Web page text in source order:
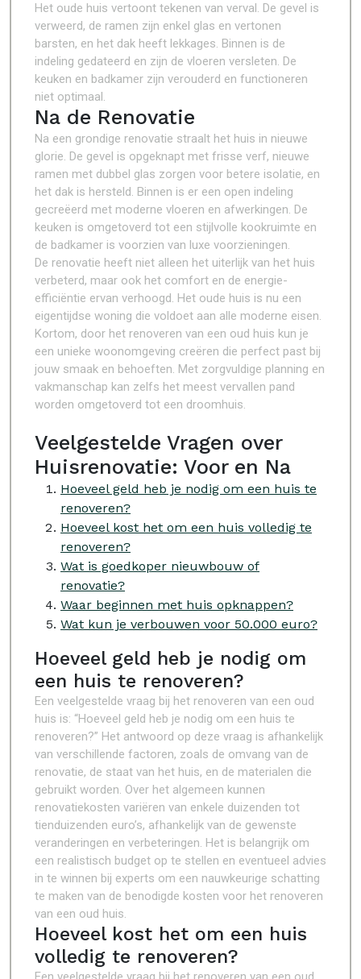
Het oude huis vertoont tekenen van verval. De gevel is
verweerd, de ramen zijn enkel glas en vertonen
barsten, en het dak heeft lekkages. Binnen is de
indeling gedateerd en zijn de vloeren versleten. De
keuken en badkamer zijn verouderd en functioneren
niet optimaal.
Na de Renovatie
Na een grondige renovatie straalt het huis in nieuwe
glorie. De gevel is opgeknapt met frisse verf, nieuwe
ramen met dubbel glas zorgen voor betere isolatie, en
het dak is hersteld. Binnen is er een open indeling
gecreëerd met moderne vloeren en afwerkingen. De
keuken is omgetoverd tot een stijlvolle kookruimte en
de badkamer is voorzien van luxe voorzieningen.
De renovatie heeft niet alleen het uiterlijk van het huis
verbeterd, maar ook het comfort en de energie-
efficiëntie ervan verhoogd. Het oude huis is nu een
eigentijdse woning die voldoet aan alle moderne eisen.
Kortom, door het renoveren van een oud huis kun je
een unieke woonomgeving creëren die perfect past bij
jouw smaak en behoeften. Met zorgvuldige planning en
vakmanschap kan zelfs het meest vervallen pand
worden omgetoverd tot een droomhuis.
Veelgestelde Vragen over
Huisrenovatie: Voor en Na
Hoeveel geld heb je nodig om een huis te
renoveren?
Hoeveel kost het om een huis volledig te
renoveren?
Wat is goedkoper nieuwbouw of
renovatie?
Waar beginnen met huis opknappen?
Wat kun je verbouwen voor 50.000 euro?
Hoeveel geld heb je nodig om
een huis te renoveren?
Een veelgestelde vraag bij het renoveren van een oud
huis is: “Hoeveel geld heb je nodig om een huis te
renoveren?” Het antwoord op deze vraag is afhankelijk
van verschillende factoren, zoals de omvang van de
renovatie, de staat van het huis, en de materialen die
gebruikt worden. Over het algemeen kunnen
renovatiekosten variëren van enkele duizenden tot
tienduizenden euro’s, afhankelijk van de gewenste
veranderingen en verbeteringen. Het is belangrijk om
een realistisch budget op te stellen en eventueel advies
in te winnen bij experts om een nauwkeurige schatting
te maken van de benodigde kosten voor het renoveren
van een oud huis.
Hoeveel kost het om een huis
volledig te renoveren?